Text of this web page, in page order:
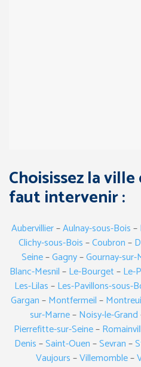
Choisissez la
faut intervenir :
Aubervillier–Aulnay-sous-Bois–
Clichy-sous-Bois–Coubron–
Seine–Gagny–Gournay-sur-
Blanc-Mesnil–Le-Bourget–Le-
Les-Lilas–Les-Pavillons-sous-
Gargan–Montfermeil–
sur-Marne–Noisy-le-Grand
Pierrefitte-sur-Seine–
Denis–Saint-Ouen–Sevran–
Vaujours–Villemomble–